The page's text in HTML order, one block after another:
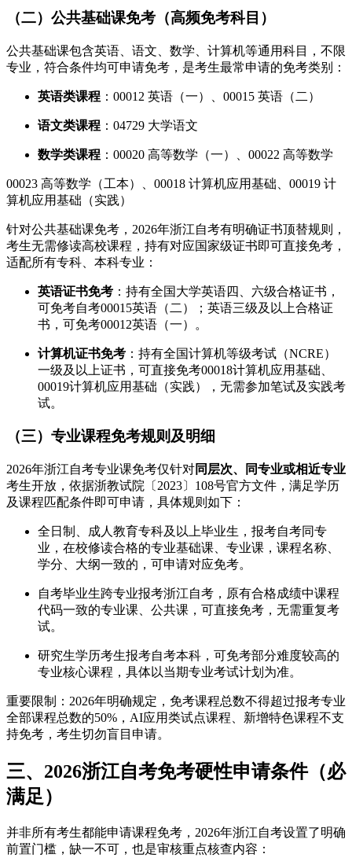
（二）公共基础课免考（高频免考科目）
公共基础课包含英语、语文、数学、计算机等通用科目，不限
专业，符合条件均可申请免考，是考生最常申请的免考类别：
英语类课程 ：00012 英语（一）、00015 英语（二）
语文类课程 ：04729 大学语文
数学类课程 ：00020 高等数学（一）、00022 高等数学
00023 高等数学（工本）、00018 计算机应用基础、00019 计
算机应用基础（实践）
针对公共基础课免考，2026年浙江自考有明确证书顶替规则，
考生无需修读高校课程，持有对应国家级证书即可直接免考，
适配所有专科、本科专业：
英语证书免考 ：持有全国大学英语四、六级合格证书，
可免考自考00015英语（二）；英语三级及以上合格证
书，可免考00012英语（一）。
计算机证书免考 ：持有全国计算机等级考试（NCRE）
一级及以上证书，可直接免考00018计算机应用基础、
00019计算机应用基础（实践），无需参加笔试及实践考
试。
（三）专业课程免考规则及明细
2026年浙江自考专业课免考仅针对同层次、同专业或相近专业
考生开放，依据浙教试院〔2023〕108号官方文件，满足学历
及课程匹配条件即可申请，具体规则如下：
全日制、成人教育专科及以上毕业生，报考自考同专
业，在校修读合格的专业基础课、专业课，课程名称、
学分、大纲一致的，可申请对应免考。
自考毕业生跨专业报考浙江自考，原有合格成绩中课程
代码一致的专业课、公共课，可直接免考，无需重复考
试。
研究生学历考生报考自考本科，可免考部分难度较高的
专业核心课程，具体以当期专业考试计划为准。
重要限制：2026年明确规定，免考课程总数不得超过报考专业
全部课程总数的50%，AI应用类试点课程、新增特色课程不支
持免考，考生切勿盲目申请。
三、2026浙江自考免考硬性申请条件（必
满足）
并非所有考生都能申请课程免考，2026年浙江自考设置了明确
前置门槛，缺一不可，也是审核重点核查内容：